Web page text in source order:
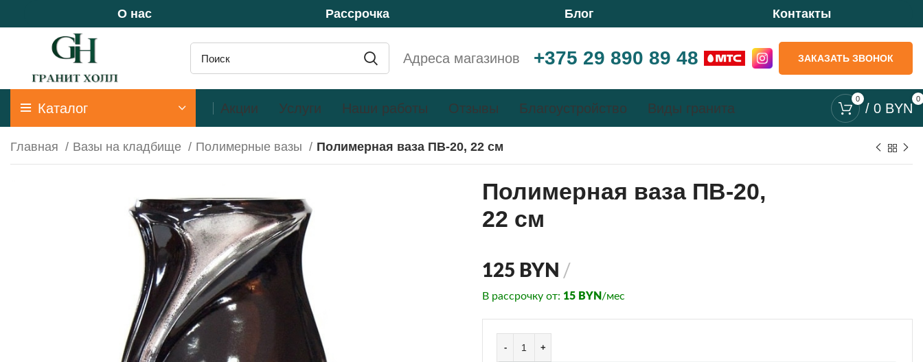
О нас Рассрочка Блог Контакты
Адреса магазинов +375 29 890 89 48 ЗАКАЗАТЬ ЗВОНОК
Каталог Акции Услуги Наши работы Отзывы Благоустройство Виды гранита
0 0
/ 0 BYN
Главная Вазы на кладбище Полимерные вазы Полимерная ваза ПВ-20, 22 см
Полимерная ваза ПВ-20,
22 см
125 BYN
В рассрочку от: 15 BYN /мес